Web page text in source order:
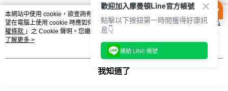
熱門標籤
本網站中使用 cookie，欲查詢有關本網站使用 cookie 方式之詳情，及若您不希
望在電腦上使用 cookie 時應如何變更電腦的 cookie 設定，請參閱本網站「
隱私
權條款 」之 Cookie 聲明。您繼續使用本網站即表示您同意本公司得按本網站使
用條款之 Cookie 聲明使用 cookie。
了解更多 >
我知道了
歡迎加入摩曼頓Line官方帳號
點擊以下按鈕第一時間獲得好康訊
息👇
連結 LINE 帳號